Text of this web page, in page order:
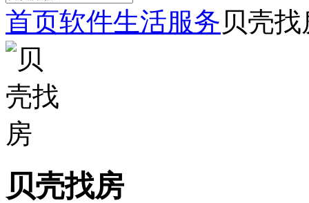
首页软件生活服务 贝壳找
贝壳找房